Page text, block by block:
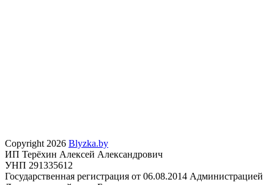
Copyright 2026 Blyzka.by
ИП Терёхин Алексей Александрович
УНП 291335612
Государственная регистрация от 06.08.2014 Администрацией